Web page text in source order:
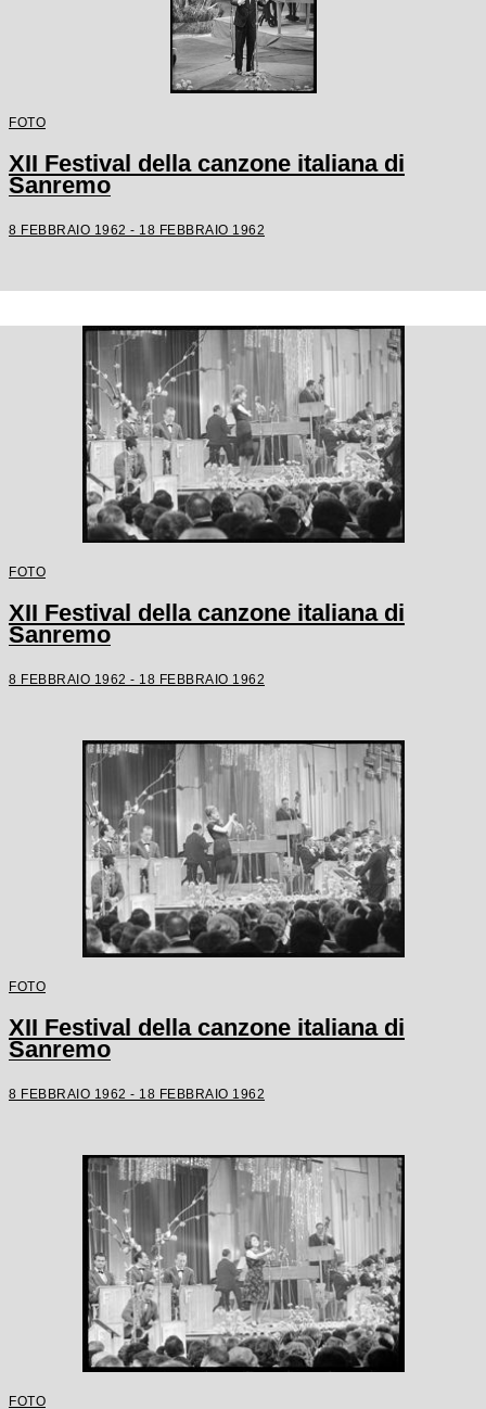
FOTO
XII Festival della canzone italiana di
Sanremo
8 FEBBRAIO 1962 - 18 FEBBRAIO 1962
FOTO
XII Festival della canzone italiana di
Sanremo
8 FEBBRAIO 1962 - 18 FEBBRAIO 1962
FOTO
XII Festival della canzone italiana di
Sanremo
8 FEBBRAIO 1962 - 18 FEBBRAIO 1962
FOTO